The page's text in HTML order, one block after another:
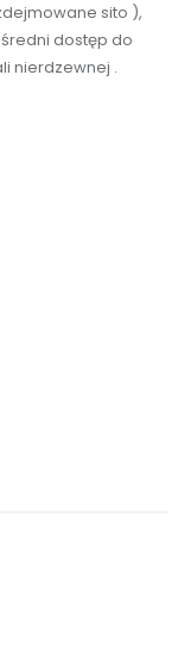
sito ),
dostęp do
nierdzewnej .